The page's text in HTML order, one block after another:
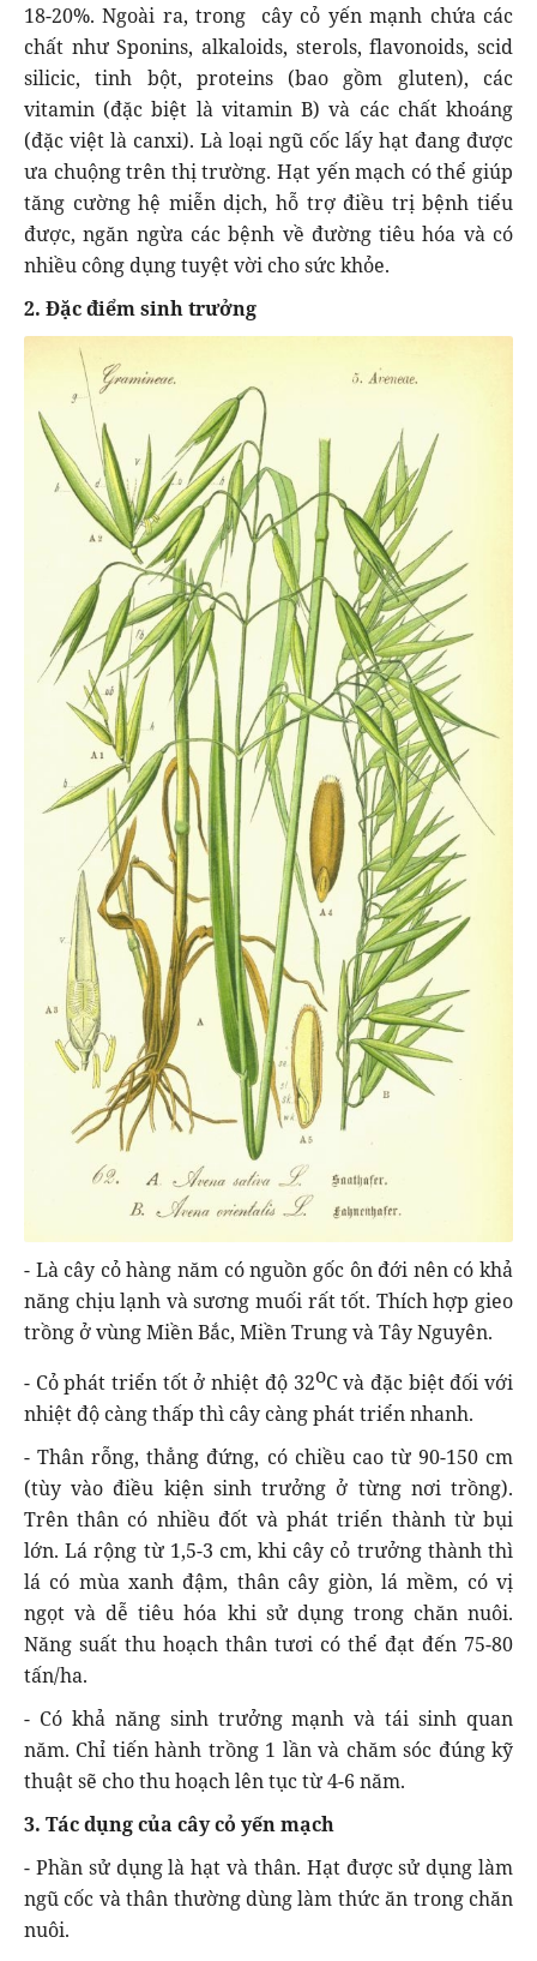
18-20%. Ngoài ra, trong cây cỏ yến mạnh chứa các
chất như Sponins, alkaloids, sterols, flavonoids, scid
silicic, tinh bột, proteins (bao gồm gluten), các
vitamin (đặc biệt là vitamin B) và các chất khoáng
(đặc việt là canxi). Là loại ngũ cốc lấy hạt đang được
ưa chuộng trên thị trường. Hạt yến mạch có thể giúp
tăng cường hệ miễn dịch, hỗ trợ điều trị bệnh tiểu
được, ngăn ngừa các bệnh về đường tiêu hóa và có
nhiều công dụng tuyệt vời cho sức khỏe.
2. Đặc điểm sinh trưởng
- Là cây cỏ hàng năm có nguồn gốc ôn đới nên có khả
năng chịu lạnh và sương muối rất tốt. Thích hợp gieo
trồng ở vùng Miền Bắc, Miền Trung và Tây Nguyên.
- Cỏ phát triển tốt ở nhiệt độ 32oC và đặc biệt đối với
nhiệt độ càng thấp thì cây càng phát triển nhanh.
- Thân rỗng, thẳng đứng, có chiều cao từ 90-150 cm
(tùy vào điều kiện sinh trưởng ở từng nơi trồng).
Trên thân có nhiều đốt và phát triển thành từ bụi
lớn. Lá rộng từ 1,5-3 cm, khi cây cỏ trưởng thành thì
lá có mùa xanh đậm, thân cây giòn, lá mềm, có vị
ngọt và dễ tiêu hóa khi sử dụng trong chăn nuôi.
Năng suất thu hoạch thân tươi có thể đạt đến 75-80
tấn/ha.
- Có khả năng sinh trưởng mạnh và tái sinh quan
năm. Chỉ tiến hành trồng 1 lần và chăm sóc đúng kỹ
thuật sẽ cho thu hoạch lên tục từ 4-6 năm.
3. Tác dụng của cây cỏ yến mạch
- Phần sử dụng là hạt và thân. Hạt được sử dụng làm
ngũ cốc và thân thường dùng làm thức ăn trong chăn
nuôi.